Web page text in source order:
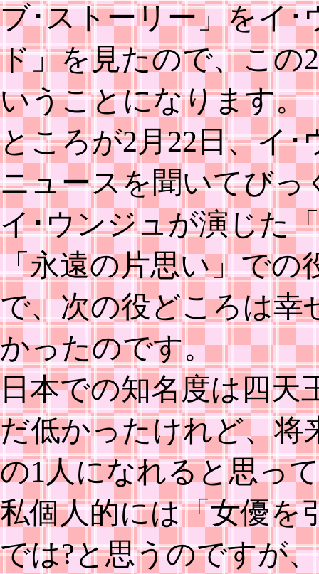
ブ･ストーリー」をイ
ド」を見たので、この
いうことになります。
ところが2月22日、イ
ニュースを聞いてびっ
イ･ウンジュが演じた
「永遠の片思い」での
で、次の役どころは幸
かったのです。
日本での知名度は四天
だ低かったけれど、将
の1人になれると思っ
私個人的には「女優を
では?と思うのですが